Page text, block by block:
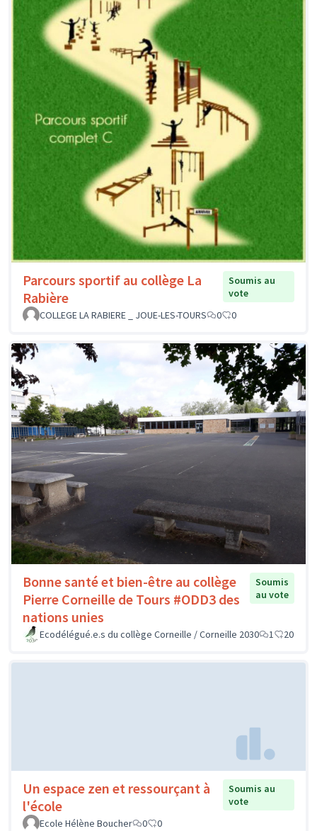
Parcours sportif au collège La
Rabière
Soumis au
vote
COLLEGE LA RABIERE _ JOUE-LES-TOURS
0 0
Bonne santé et bien-être au collège
Pierre Corneille de Tours #ODD3 des
nations unies
Soumis
au vote
Ecodélégué.e.s du collège Corneille / Corneille 2030 1 20
Un espace zen et ressourçant à
l'école
Soumis au
vote
Ecole Hélène Boucher
0 0